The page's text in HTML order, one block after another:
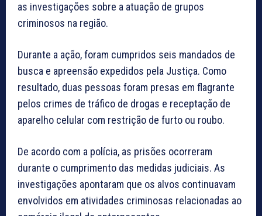
as investigações sobre a atuação de grupos
criminosos na região.
Durante a ação, foram cumpridos seis mandados de
busca e apreensão expedidos pela Justiça. Como
resultado, duas pessoas foram presas em flagrante
pelos crimes de tráfico de drogas e receptação de
aparelho celular com restrição de furto ou roubo.
De acordo com a polícia, as prisões ocorreram
durante o cumprimento das medidas judiciais. As
investigações apontaram que os alvos continuavam
envolvidos em atividades criminosas relacionadas ao